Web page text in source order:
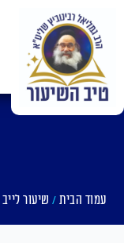
עמוד הבית/ שיעור לייב